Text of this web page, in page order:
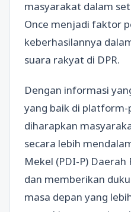
masyarakat dalam
Once menjadi faktor
keberhasilannya
suara rakyat di DPR.
Dengan informasi
yang baik di
diharapkan
secara lebih
Mekel (PDI-P)
dan memberikan
masa depan yang